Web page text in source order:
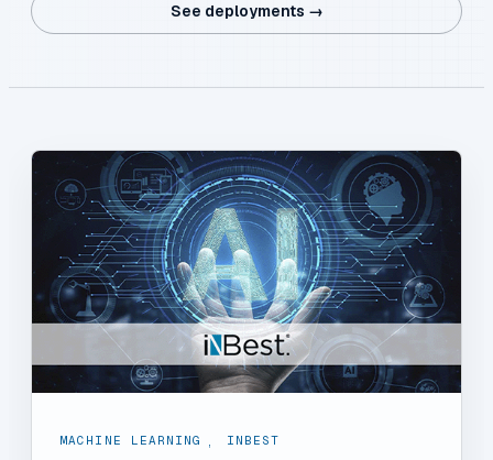
See deployments →
MACHINE LEARNING INBEST